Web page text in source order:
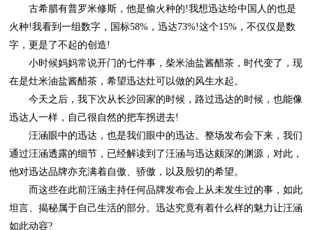
字，更是了不起的创造!
在是灶米油盐酱醋茶，希望迅达灶可以做的风生水起。
迅达人一样，自己很自然的把车拐进去!
他对迅达品牌亦充满着自傲、骄傲，以及殷切的希望。
如此动容?